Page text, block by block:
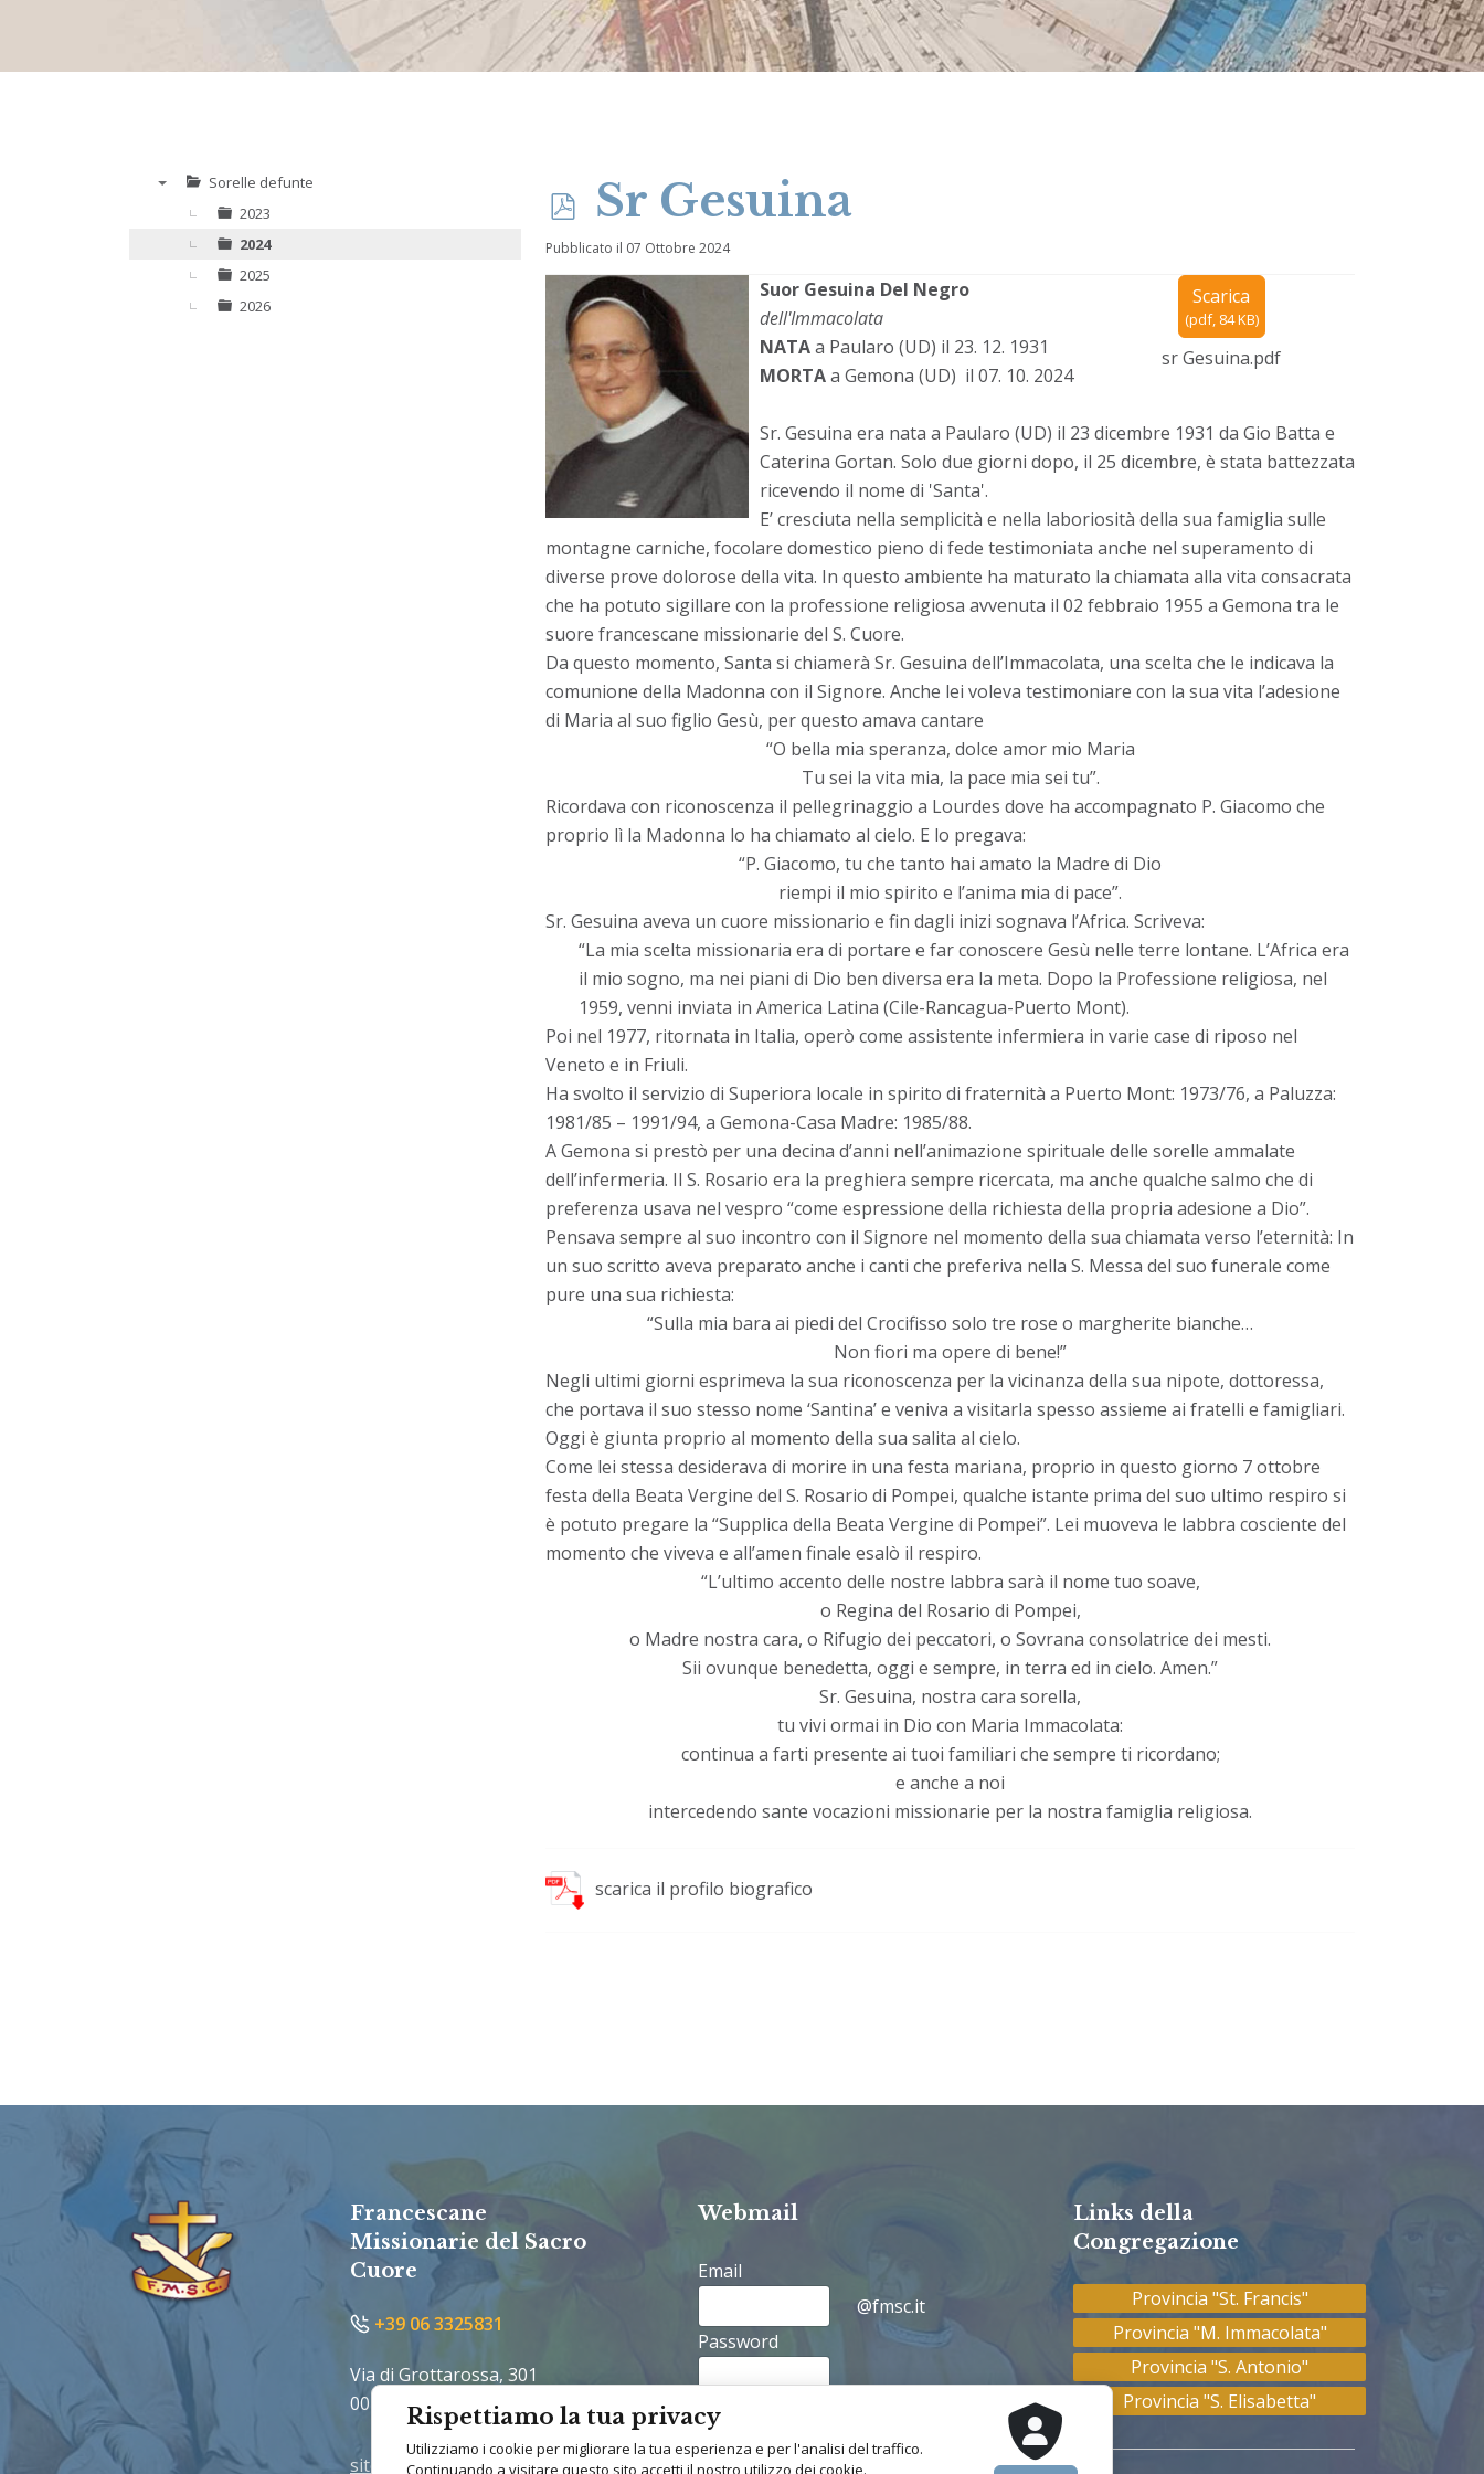
Rispettiamo la tua privacy
Utilizziamo i cookie per migliorare la tua esperienza e per l'analisi del traffico.
Continuando a visitare questo sito accetti il nostro utilizzo dei cookie.
Sorelle defunte
2023
2024
2025
2026
p
d
f
Sr Gesuina
Pubblicato il 07 Ottobre 2024
Scarica
(pdf, 84 KB)
sr Gesuina.pdf
Suor Gesuina Del Negro
dell'Immacolata
NATAa Paularo (UD) il 23. 12. 1931
MORTAa Gemona (UD) il 07. 10. 2024
Sr. Gesuina era nata a Paularo (UD) il 23 dicembre 1931 da Gio Batta e
Caterina Gortan. Solo due giorni dopo, il 25 dicembre, è stata battezzata
ricevendo il nome di 'Santa'.
E’ cresciuta nella semplicità e nella laboriosità della sua famiglia sulle
montagne carniche, focolare domestico pieno di fede testimoniata anche nel superamento di
diverse prove dolorose della vita. In questo ambiente ha maturato la chiamata alla vita consacrata
che ha potuto sigillare con la professione religiosa avvenuta il 02 febbraio 1955 a Gemona tra le
suore francescane missionarie del S. Cuore.
Da questo momento, Santa si chiamerà Sr. Gesuina dell’Immacolata, una scelta che le indicava la
comunione della Madonna con il Signore. Anche lei voleva testimoniare con la sua vita l’adesione
di Maria al suo figlio Gesù, per questo amava cantare
“O bella mia speranza, dolce amor mio Maria
Tu sei la vita mia, la pace mia sei tu”.
Ricordava con riconoscenza il pellegrinaggio a Lourdes dove ha accompagnato P. Giacomo che
proprio lì la Madonna lo ha chiamato al cielo. E lo pregava:
“P. Giacomo, tu che tanto hai amato la Madre di Dio
riempi il mio spirito e l’anima mia di pace”.
Sr. Gesuina aveva un cuore missionario e fin dagli inizi sognava l’Africa. Scriveva:
“La mia scelta missionaria era di portare e far conoscere Gesù nelle terre lontane. L’Africa era
il mio sogno, ma nei piani di Dio ben diversa era la meta. Dopo la Professione religiosa, nel
1959, venni inviata in America Latina (Cile-Rancagua-Puerto Mont).
Poi nel 1977, ritornata in Italia, operò come assistente infermiera in varie case di riposo nel
Veneto e in Friuli.
Ha svolto il servizio di Superiora locale in spirito di fraternità a Puerto Mont: 1973/76, a Paluzza:
1981/85 – 1991/94, a Gemona-Casa Madre: 1985/88.
A Gemona si prestò per una decina d’anni nell’animazione spirituale delle sorelle ammalate
dell’infermeria. Il S. Rosario era la preghiera sempre ricercata, ma anche qualche salmo che di
preferenza usava nel vespro “come espressione della richiesta della propria adesione a Dio”.
Pensava sempre al suo incontro con il Signore nel momento della sua chiamata verso l’eternità: In
un suo scritto aveva preparato anche i canti che preferiva nella S. Messa del suo funerale come
pure una sua richiesta:
“Sulla mia bara ai piedi del Crocifisso solo tre rose o margherite bianche…
Non fiori ma opere di bene!”
Negli ultimi giorni esprimeva la sua riconoscenza per la vicinanza della sua nipote, dottoressa,
che portava il suo stesso nome ‘Santina’ e veniva a visitarla spesso assieme ai fratelli e famigliari.
Oggi è giunta proprio al momento della sua salita al cielo.
Come lei stessa desiderava di morire in una festa mariana, proprio in questo giorno 7 ottobre
festa della Beata Vergine del S. Rosario di Pompei, qualche istante prima del suo ultimo respiro si
è potuto pregare la “Supplica della Beata Vergine di Pompei”. Lei muoveva le labbra cosciente del
momento che viveva e all’amen finale esalò il respiro.
“L’ultimo accento delle nostre labbra sarà il nome tuo soave,
o Regina del Rosario di Pompei,
o Madre nostra cara, o Rifugio dei peccatori, o Sovrana consolatrice dei mesti.
Sii ovunque benedetta, oggi e sempre, in terra ed in cielo. Amen.”
Sr. Gesuina, nostra cara sorella,
tu vivi ormai in Dio con Maria Immacolata:
continua a farti presente ai tuoi familiari che sempre ti ricordano;
e anche a noi
intercedendo sante vocazioni missionarie per la nostra famiglia religiosa.
scarica il profilo biografico
Francescane
Missionarie del Sacro
Cuore
+39 06 3325831
Via di Grottarossa, 301
00189 Roma
sito@francescane.org
Webmail
Email
@fmsc.it
Password
Links della
Congregazione
Provincia "St. Francis"
Provincia "M. Immacolata"
Provincia "S. Antonio"
Provincia "S. Elisabetta"